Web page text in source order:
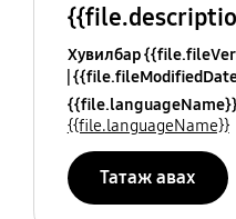
Хувилбар
{{file.languageName}}
Татаж авах